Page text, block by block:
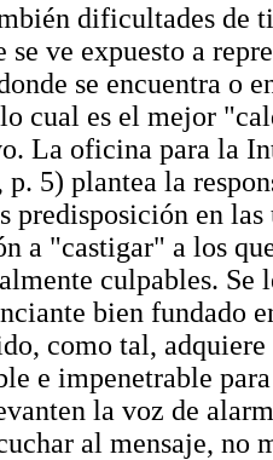
dificultades de
se ve expuesto a
se encuentra o
cual es el mejor
La oficina para la
p. 5) plantea la
predisposición en
a "castigar" a los
culpables.
bien fundado
como tal,
e impenetrable
la voz de
al mensaje, no